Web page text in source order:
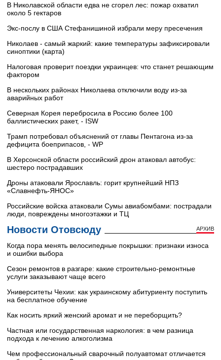
В Николавской области едва не сгорел лес: пожар охватил
около 5 гектаров
Экс-послу в США Стефанишиной избрали меру пресечения
Николаев - самый жаркий: какие температуры зафиксировали
синоптики (карта)
Налоговая проверит поездки украинцев: что станет решающим
фактором
В нескольких районах Николаева отключили воду из-за
аварийных работ
Северная Корея перебросила в Россию более 100
баллистических ракет, - ISW
Трамп потребовал объяснений от главы Пентагона из-за
дефицита боеприпасов, - WP
В Херсонской области российский дрон атаковал автобус:
шестеро пострадавших
Дроны атаковали Ярославль: горит крупнейший НПЗ
«Славнефть‑ЯНОС»
Российские войска атаковали Сумы авиабомбами: пострадали
люди, повреждены многоэтажки и ТЦ
Новости Отовсюду АРХИВ
Когда пора менять велосипедные покрышки: признаки износа
и ошибки выбора
Сезон ремонтов в разгаре: какие строительно-ремонтные
услуги заказывают чаще всего
Университеты Чехии: как украинскому абитуриенту поступить
на бесплатное обучение
Как носить яркий женский аромат и не переборщить?
Частная или государственная наркология: в чем разница
подхода к лечению алкоголизма
Чем профессиональный сварочный полуавтомат отличается